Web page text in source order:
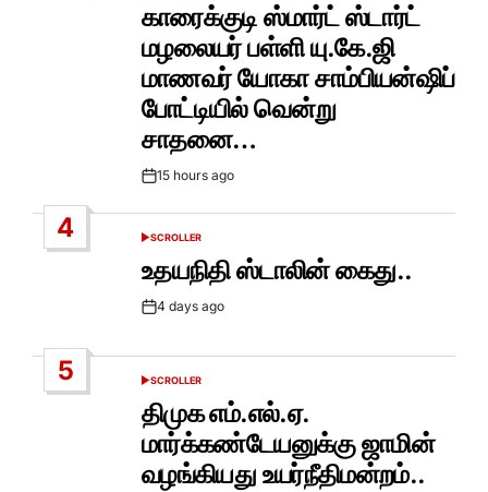
காரைக்குடி ஸ்மார்ட் ஸ்டார்ட்
மழலையர் பள்ளி யு.கே.ஜி
மாணவர் யோகா சாம்பியன்ஷிப்
போட்டியில் வென்று
சாதனை…
Post15 hours ago
4
POSTED
SCROLLER
உதயநிதி ஸ்டாலின் கைது..
Post4 days ago
5
POSTED
SCROLLER
திமுக எம்.எல்.ஏ.
மார்க்கண்டேயனுக்கு ஜாமின்
வழங்கியது உயர்நீதிமன்றம்..